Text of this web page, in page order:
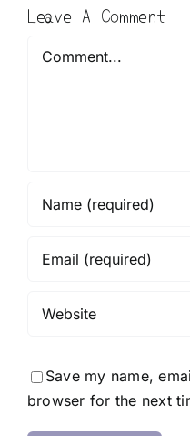
Leave A Comment
Save my name,
browser for the next